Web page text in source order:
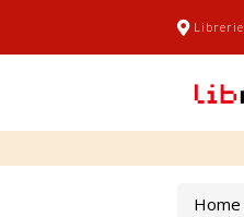
Librerie
Home